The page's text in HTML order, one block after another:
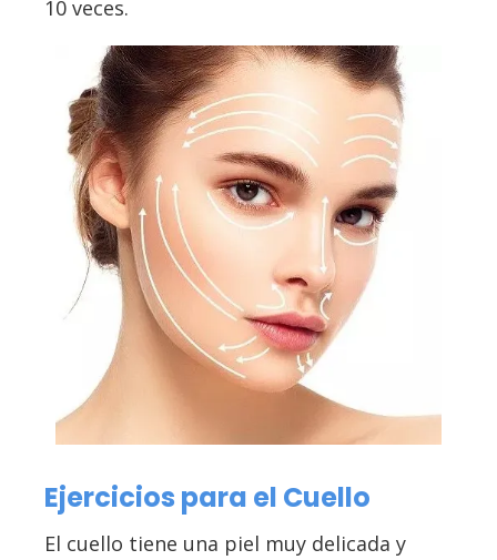
10 veces.
Ejercicios para el Cuello
El cuello tiene una piel muy delicada y